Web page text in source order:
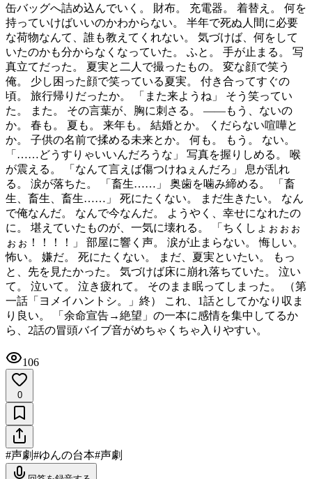
缶バッグへ詰め込んでいく。 財布。 充電器。 着替え。 何を
持っていけばいいのかわからない。 半年で死ぬ人間に必要
な荷物なんて、誰も教えてくれない。 気づけば、何をして
いたのかも分からなくなっていた。 ふと。 手が止まる。 写
真立てだった。 夏実と二人で撮ったもの。 変な顔で笑う
俺。 少し困った顔で笑っている夏実。 付き合ってすぐの
頃。 旅行帰りだったか。 「また来ようね」 そう笑ってい
た。 また。 その言葉が、胸に刺さる。 ――もう、ないの
か。 春も。 夏も。 来年も。 結婚とか。 くだらない喧嘩と
か。 子供の名前で揉める未来とか。 何も。 もう。 ない。
「……どうすりゃいいんだろうな」 写真を握りしめる。 喉
が震える。 「なんて言えば傷つけねぇんだろ」 息が乱れ
る。 涙が落ちた。 「畜生……」 奥歯を噛み締める。 「畜
生、畜生、畜生……」 死にたくない。 まだ生きたい。 なん
で俺なんだ。 なんで今なんだ。 ようやく、幸せになれたの
に。 堪えていたものが、一気に壊れる。 「ちくしょぉぉぉ
ぉぉ！！！！」 部屋に響く声。 涙が止まらない。 悔しい。
怖い。 嫌だ。 死にたくない。 まだ、夏実といたい。 もっ
と、先を見たかった。 気づけば床に崩れ落ちていた。 泣い
て。 泣いて。 泣き疲れて。 そのまま眠ってしまった。 （第
一話「ヨメイハントシ。」終） これ、1話としてかなり収ま
り良い。 「余命宣告→絶望」の一本に感情を集中してるか
ら、2話の冒頭バイブ音がめちゃくちゃ入りやすい。
106
0
#声劇#ゆんの台本#声劇